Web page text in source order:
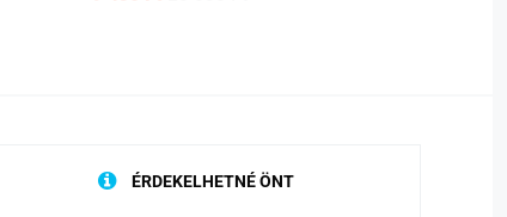
ÉRDEKELHETNÉ ÖNT